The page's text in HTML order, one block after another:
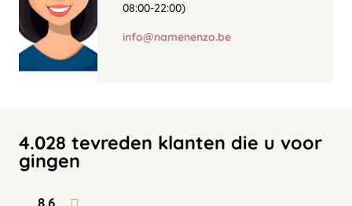
08:00-22:00)
info@namenenzo.be
4.028 tevreden klanten die u voor
gingen